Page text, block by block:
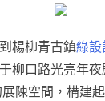
楊柳青古鎮綠
柳口路光亮年
陳空間，構建